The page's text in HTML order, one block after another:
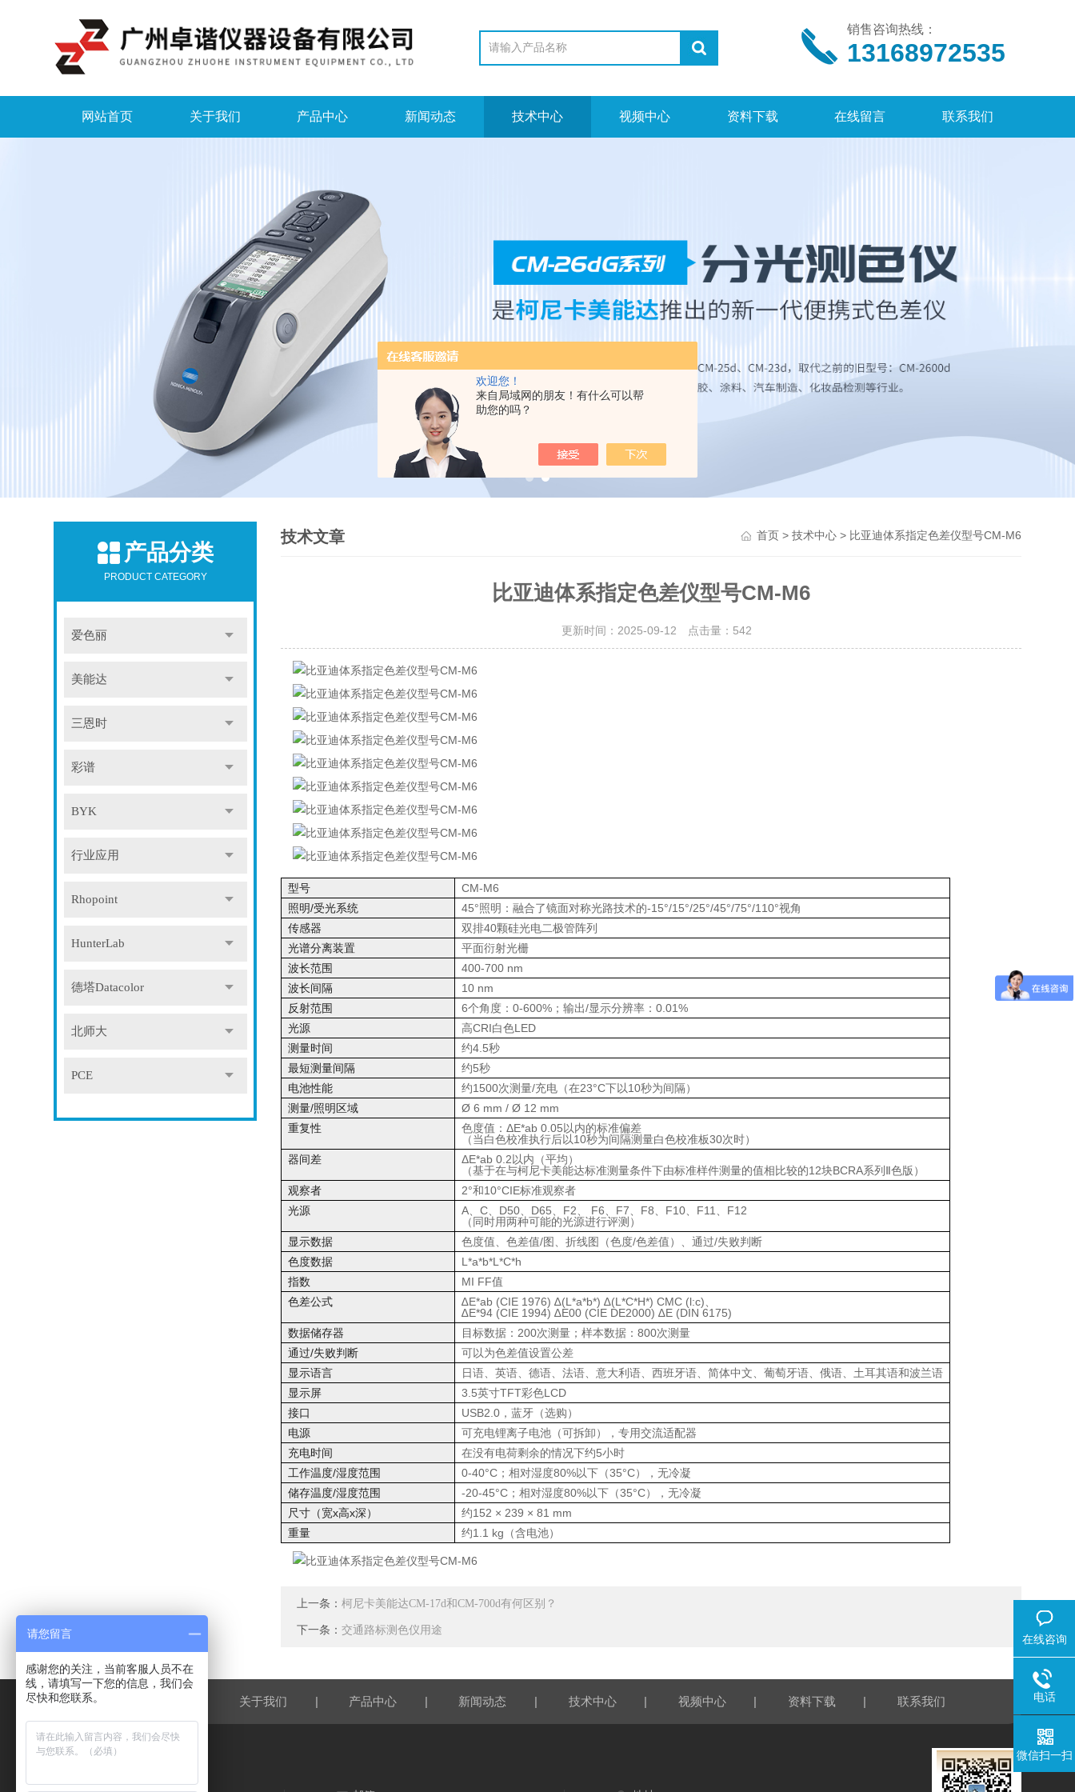
欢迎您！
来自局域网的朋友！有什么可以帮
助您的吗？
销售咨询热线：
13168972535
网站首页 关于我们 产品中心 新闻动态 技术中心 视频中心 资料下载 在线留言 联系我们
产品分类
PRODUCT CATEGORY
爱色丽
美能达
三恩时
彩谱
BYK
行业应用
Rhopoint
HunterLab
德塔Datacolor
北师大
PCE
技术文章 首页> 技术中心> 比亚迪体系指定色差仪型号CM-M6
比亚迪体系指定色差仪型号CM-M6
更新时间：2025-09-12 点击量： 542
型号
CM-M6
照明/受光系统
45°照明：融合了镜面对称光路技术的-15°/15°/25°/45°/75°/110°视角
传感器
双排40颗硅光电二极管阵列
光谱分离装置
平面衍射光栅
波长范围
400-700 nm
波长间隔
10 nm
反射范围
6个角度：0-600%；输出/显示分辨率：0.01%
光源
高CRI白色LED
测量时间
约4.5秒
最短测量间隔
约5秒
电池性能
约1500次测量/充电（在23°C下以10秒为间隔）
测量/照明区域
Ø 6 mm / Ø 12 mm
重复性
色度值：ΔE*ab 0.05以内的标准偏差
（当白色校准执行后以10秒为间隔测量白色校准板30次时）
器间差
ΔE*ab 0.2以内（平均）
（基于在与柯尼卡美能达标准测量条件下由标准样件测量的值相比较的12块BCRA系列Ⅱ色版）
观察者
2°和10°CIE标准观察者
光源
A、C、D50、D65、F2、 F6、F7、F8、F10、F11、F12
（同时用两种可能的光源进行评测）
显示数据
色度值、色差值/图、折线图（色度/色差值）、通过/失败判断
色度数据
L*a*b*L*C*h
指数
MI FF值
色差公式
∆E*ab (CIE 1976) ∆(L*a*b*) ∆(L*C*H*) CMC (l:c)、
∆E*94 (CIE 1994) ∆E00 (CIE DE2000) ∆E (DIN 6175)
数据储存器
目标数据：200次测量；样本数据：800次测量
通过/失败判断
可以为色差值设置公差
显示语言
日语、英语、德语、法语、意大利语、西班牙语、简体中文、葡萄牙语、俄语、土耳其语和波兰语
显示屏
3.5英寸TFT彩色LCD
接口
USB2.0，蓝牙（选购）
电源
可充电锂离子电池（可拆卸），专用交流适配器
充电时间
在没有电荷剩余的情况下约5小时
工作温度/湿度范围
0-40°C；相对湿度80%以下（35°C），无冷凝
储存温度/湿度范围
-20-45°C；相对湿度80%以下（35°C），无冷凝
尺寸（宽x高x深）
约152 × 239 × 81 mm
重量
约1.1 kg（含电池）
上一条：柯尼卡美能达CM-17d和CM-700d有何区别？
下一条：交通路标测色仪用途
关于我们 | 产品中心 | 新闻动态 | 技术中心 | 视频中心 | 资料下载 | 联系我们
在线咨询
电话
微信扫一扫
请您留言
感谢您的关注，当前客服人员不在
线，请填写一下您的信息，我们会
尽快和您联系。